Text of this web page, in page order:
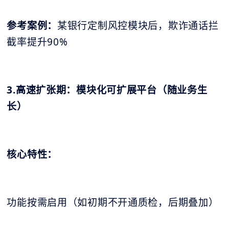
参考案例： 某银行定制风控模块后，欺诈通话拦
截率提升90%
3.高速扩张期：模块化可扩展平台（随业务生
长）
核心特性：
功能按需启用（如初期不开通质检，后期叠加）